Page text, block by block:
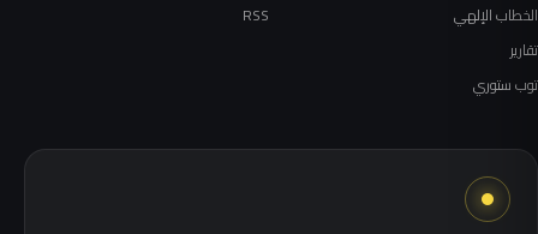
الخطاب الإلهي
تقارير
توب ستوري
RSS